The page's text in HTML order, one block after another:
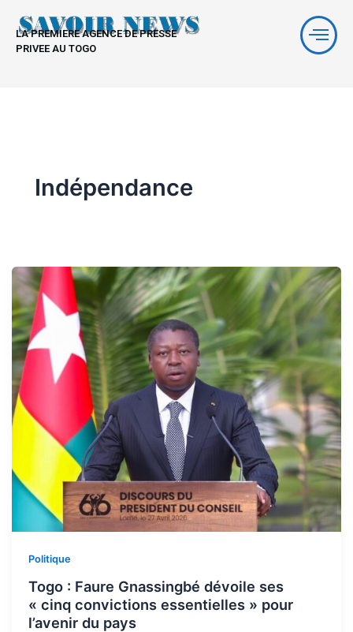
contenu
LA PREMIERE AGENCE DE PRESSE
PRIVEE AU TOGO
Indépendance
Politique
Togo : Faure Gnassingbé dévoile ses
« cinq convictions essentielles » pour
l’avenir du pays